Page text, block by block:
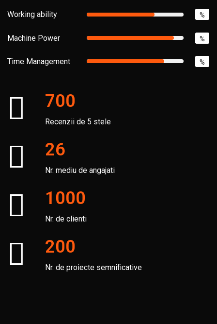
Working ability %
Machine Power %
Time Management %
700
Recenzii de 5 stele
26
Nr. mediu de angajati
1000
Nr. de clienti
200
Nr. de proiecte semnificative